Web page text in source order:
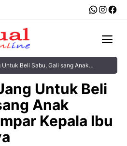
Beli Sabu, Gali sang Anak
Untuk Beli
Anak
Kepala Ibu